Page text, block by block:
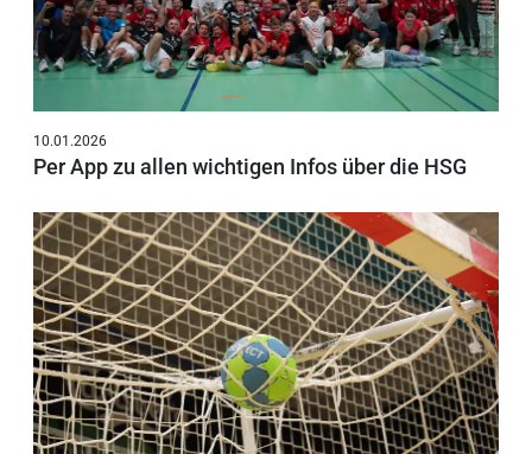
10.01.2026
Per App zu allen wichtigen Infos über die HSG